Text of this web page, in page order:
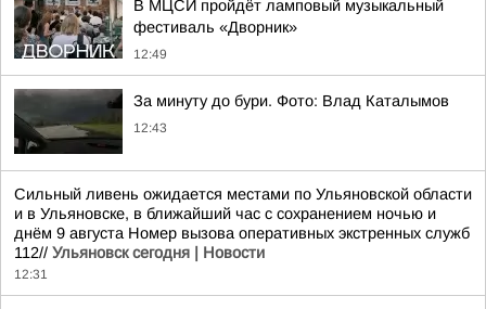
В МЦСИ пройдёт ламповый музыкальный
фестиваль «Дворник»
12:49
За минуту до бури. Фото: Влад Каталымов
12:43
Сильный ливень ожидается местами по Ульяновской области
и в Ульяновске, в ближайший час с сохранением ночью и
днём 9 августа Номер вызова оперативных экстренных служб
112// Ульяновск сегодня | Новости
12:31